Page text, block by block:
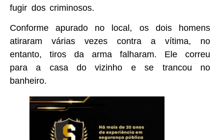
fugir dos criminosos.
Conforme apurado no local, os dois homens
atiraram várias vezes contra a vítima, no
entanto, tiros da arma falharam. Ele correu
para a casa do vizinho e se trancou no
banheiro.